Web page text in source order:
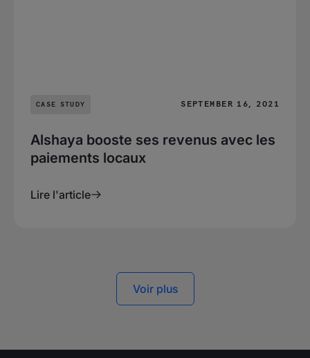
CASE STUDY SEPTEMBER 16, 2021
Alshaya booste ses revenus avec les
paiements locaux
Lire l'article
Voir plus